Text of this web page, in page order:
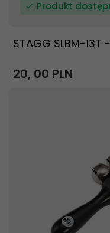
Produkt
STAGG SLBM-
20, 00 PLN